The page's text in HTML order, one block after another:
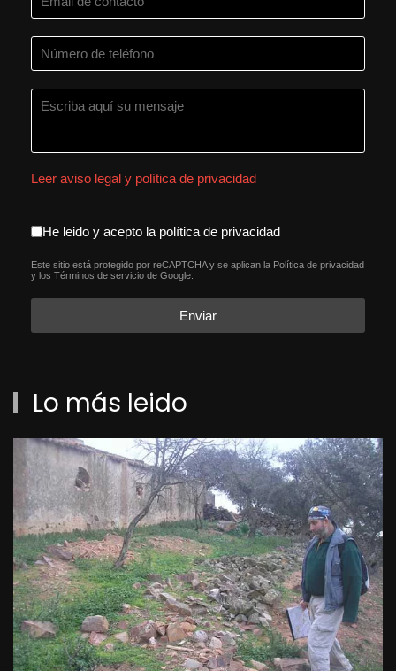
Leer aviso legal y política de privacidad
aceptacion política de
He leido y acepto la política de privacidad
reCAPTCHA*
Este sitio está protegido por reCAPTCHA y se aplican la Política de privacidad
y los Términos de servicio de Google.
Enviar
Lo más leido